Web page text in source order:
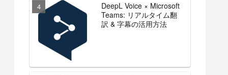
DeepL Voice × Microsoft
Teams: リアルタイム翻
訳 & 字幕の活用方法